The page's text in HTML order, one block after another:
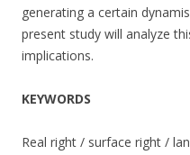
generating a certain
present study will analyze
implications.
KEYWORDS
Real right / surface right /